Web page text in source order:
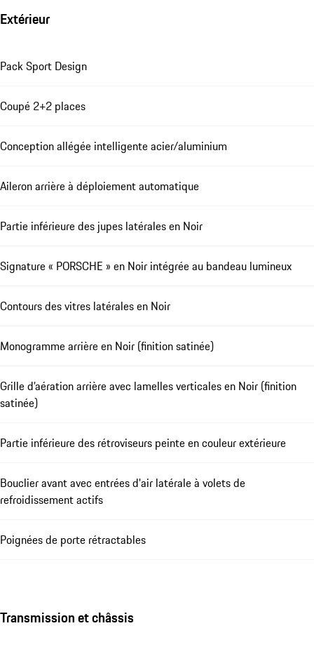
Extérieur
Pack Sport Design
Coupé 2+2 places
Conception allégée intelligente acier/aluminium
Aileron arrière à déploiement automatique
Partie inférieure des jupes latérales en Noir
Signature « PORSCHE » en Noir intégrée au bandeau lumineux
Contours des vitres latérales en Noir
Monogramme arrière en Noir (finition satinée)
Grille d’aération arrière avec lamelles verticales en Noir (finition
satinée)
Partie inférieure des rétroviseurs peinte en couleur extérieure
Bouclier avant avec entrées d'air latérale à volets de
refroidissement actifs
Poignées de porte rétractables
Transmission et châssis